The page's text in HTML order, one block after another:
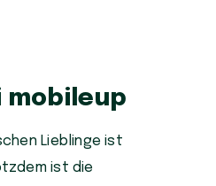
mobileup
Lieblinge ist
ist die